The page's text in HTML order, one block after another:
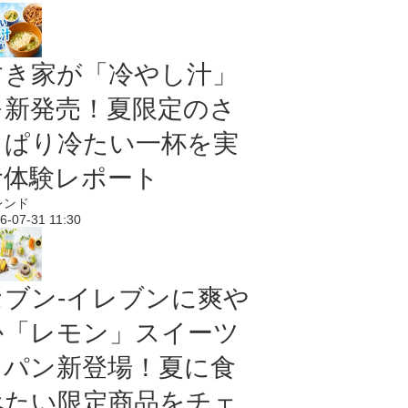
家が「冷やし汁」
発売！夏限定のさ
り冷たい一杯を実
験レポート
ンド
07-31 11:30
ン‐イレブンに爽や
レモン」スイーツ
ン新登場！夏に食
い限定商品をチェ